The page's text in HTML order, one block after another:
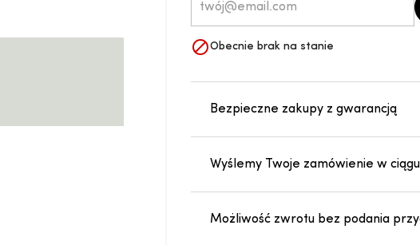
Obecnie brak na stanie
Bezpieczne zakupy z gwarancją
Wyślemy Twoje zamówienie w
Możliwość zwrotu bez podania